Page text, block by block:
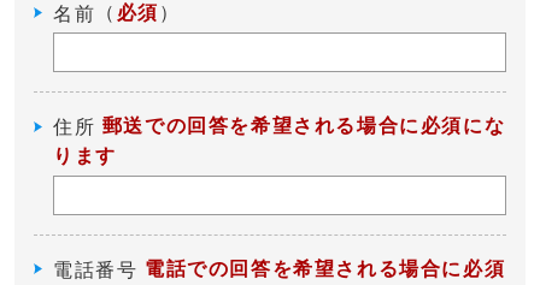
名前 （ 必須 ）
住所 郵送での回答を希望される場合に必須にな
ります
電話番号 電話での回答を希望される場合に必須